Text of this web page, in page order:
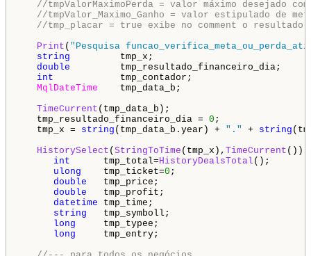
//tmpValorMaximoPerda = valor máximo desejado
//tmpValor_Maximo_Ganho = valor estipulado de
//tmp_placar = true exibe no comment o resultado
Print ( "Pesquisa
string tmp_x;
double tmp_resultado_financeiro_dia;
int tmp_contador;
MqlDateTime tmp_data_b;
TimeCurrent (tmp_data_b);
tmp_resultado_financeiro_dia = 0 ;
tmp_x = string (tmp_data_b.year) + "." + string
HistorySelect ( StringToTime (tmp_x), TimeCurrent
int tmp_total=HistoryDealsTotal ();
ulong tmp_ticket=0 ;
double tmp_price;
double tmp_profit;
datetime tmp_time;
string tmp_symboll;
long tmp_typee;
long tmp_entry;